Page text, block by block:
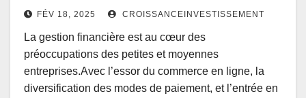
FÉV 18, 2025 CROISSANCEINVESTISSEMENT
La gestion financière est au cœur des
préoccupations des petites et moyennes
entreprises.Avec l’essor du commerce en ligne, la
diversification des modes de paiement, et l’entrée en